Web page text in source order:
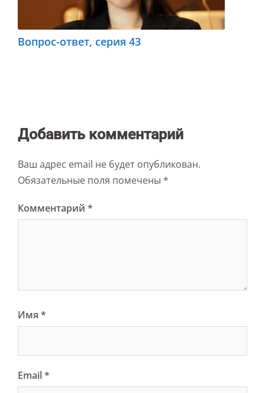
Вопрос-ответ, серия 43
Добавить комментарий
Ваш адрес email не будет опубликован.
Обязательные поля помечены *
Комментарий *
Имя *
Email*